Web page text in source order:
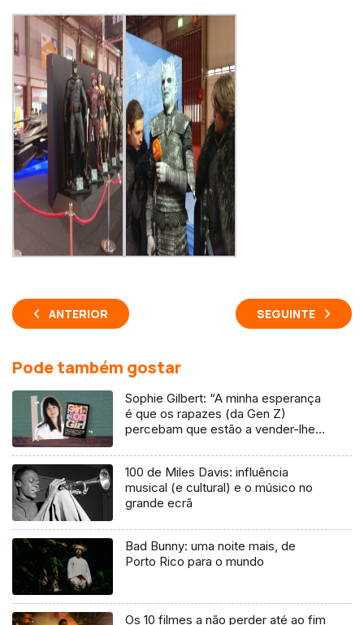
ANTERIOR SEGUINTE
Pode também gostar
Sophie Gilbert: “A minha esperança
é que os rapazes (da Gen Z)
percebam que estão a vender-lhes
100 de Miles Davis: influência
musical (e cultural) e o músico no
grande ecrã
Bad Bunny: uma noite mais, de
Porto Rico para o mundo
Os 10 filmes a não perder até ao fim